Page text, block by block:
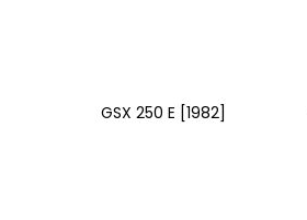
GSX 250 E [1982]
DEMONX, WPB